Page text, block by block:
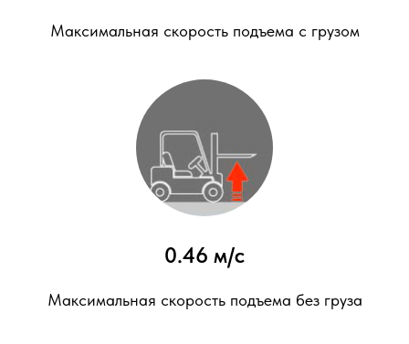
Максимальная скорость подъема с грузом
0.46 м/с
Максимальная скорость подъема без груза